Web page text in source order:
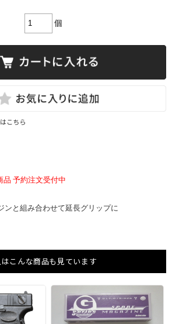
個
こちら
品 予約注文受付中
ンと組み合わせて延長グリップに
こんな商品も見ています